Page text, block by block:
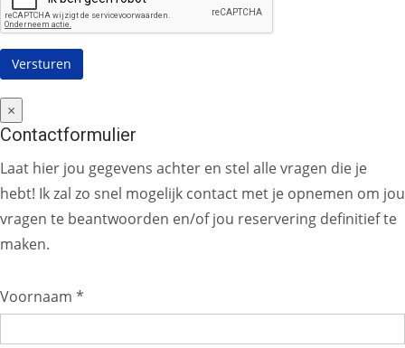
×
Contactformulier
Laat hier jou gegevens achter en stel alle vragen die je
hebt! Ik zal zo snel mogelijk contact met je opnemen om jou
vragen te beantwoorden en/of jou reservering definitief te
maken.
Voornaam *